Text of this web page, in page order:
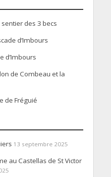
des 3 becs
d’Imbours
d’Imbours
de Combeau et la
de Fréguié
13 septembre 2025
au Castellas de St Victor